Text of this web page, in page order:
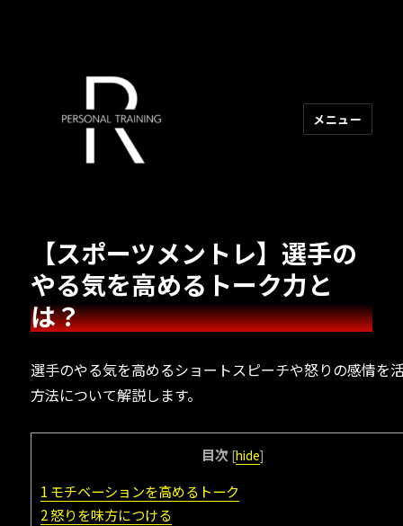
メニュー
【スポーツメントレ】選手の
やる気を高めるトーク力と
は？
選手のやる気を高めるショートスピーチや怒りの感情を
方法について解説します。
目次 [hide]
1 モチベーションを高めるトーク
2怒りを味方につける